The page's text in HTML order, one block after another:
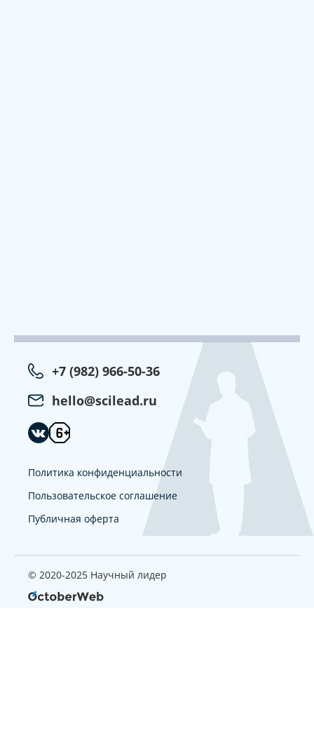
+7 (982) 966-50-36
hello@scilead.ru
Политика конфиденциальности
Пользовательское соглашение
Публичная оферта
© 2020-2025 Научный лидер